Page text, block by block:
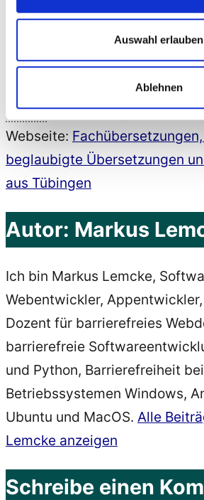
Auswahl erlauben
Ablehnen
Fürststraße 1
Deutschland
Telefon: 07071/85 99 352
E-Mail: zentrale@gt-bs.de
Webseite:
beglaubigte Übersetzungen
aus Tübingen
Autor: Markus
Ich bin Markus Lemcke,
Webentwickler,
Dozent für barrierefreies
barrierefreie
und Python, Barrierefreiheit
Betriebssystemen Windows,
Ubuntu und MacOS. Alle
Lemcke anzeigen
Schreibe einen